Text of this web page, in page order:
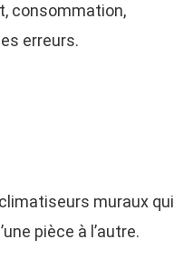
consommation,
erreurs.
muraux qui
pièce à l’autre.